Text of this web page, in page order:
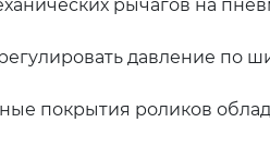
рычагов на
давление по
покрытия роликов